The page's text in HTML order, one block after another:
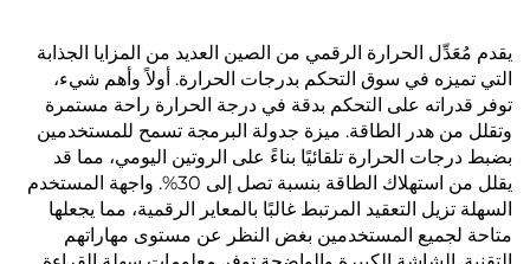
يقدم مُعَدِّل الحرارة الرقمي من الصين العديد من المزايا الجذابة
التي تميزه في سوق التحكم بدرجات الحرارة. أولاً وأهم شيء،
توفر قدراته على التحكم بدقة في درجة الحرارة راحة مستمرة
وتقلل من هدر الطاقة. ميزة جدولة البرمجة تسمح للمستخدمين
بضبط درجات الحرارة تلقائيًا بناءً على الروتين اليومي، مما قد
يقلل من استهلاك الطاقة بنسبة تصل إلى 30%. واجهة المستخدم
السهلة تزيل التعقيد المرتبط غالبًا بالمعاير الرقمية، مما يجعلها
متاحة لجميع المستخدمين بغض النظر عن مستوى مهاراتهم